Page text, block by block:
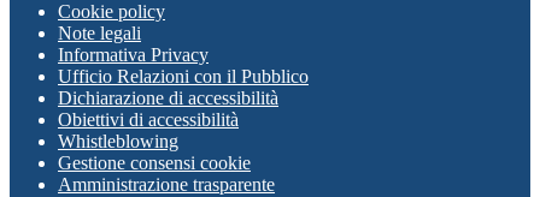
Cookie policy
Note legali
Informativa Privacy
Ufficio Relazioni con il Pubblico
Dichiarazione di accessibilità
Obiettivi di accessibilità
Whistleblowing
Gestione consensi cookie
Amministrazione trasparente